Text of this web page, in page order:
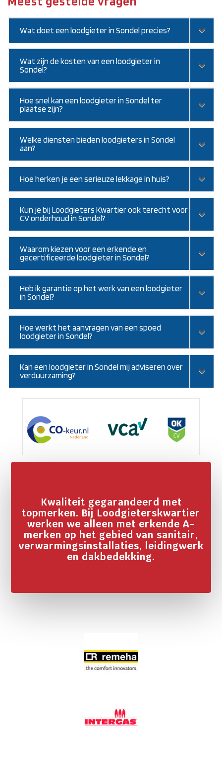
Wat doet een loodgieter in Sondel precies?
Wat zijn de kosten van een loodgieter in
Sondel?
Hoe snel kan een loodgieter in Sondel ter
plaatse zijn?
Welke diensten bieden loodgieters in Sondel
aan?
Hoe herken je een serieuze lekkage in huis?
Kun je bij Loodgieters Kwartier ook terecht voor
CV onderhoud in Sondel?
Waarom kiezen voor een erkende en
gecertificeerde loodgieter in Sondel?
Heb ik garantie op het werk van een loodgieter
in Sondel?
Hoe werkt het aanvragen van een spoed
loodgieter in Sondel?
Kan een loodgieter in Sondel mij adviseren over
verduurzaming?
Kwaliteit gegarandeerd met
topmerken. Bij Loodgieterskwartier
werken we alleen met erkende A-
merken op het gebied van sanitair,
verwarmingsinstallaties, leidingwerk
en dakbedekking.